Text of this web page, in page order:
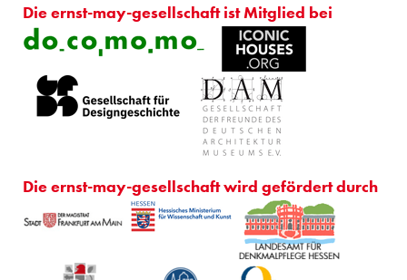
Die ernst-may-gesellschaft ist Mitglied bei
Die ernst-may-gesellschaft wird gefördert durch